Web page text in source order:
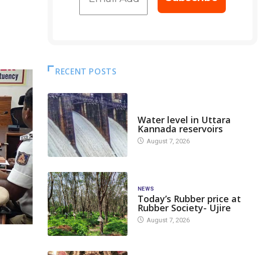
RECENT POSTS
Water level in Uttara
Kannada reservoirs
August 7, 2026
NEWS
Today’s Rubber price at
Rubber Society- Ujire
August 7, 2026